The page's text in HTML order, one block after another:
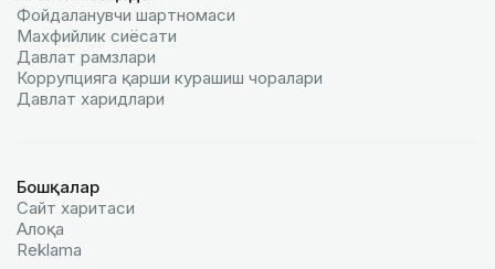
Фойдаланувчи шартномаси
Махфийлик сиёсати
Давлат рамзлари
Коррупцияга қарши курашиш чоралари
Давлат харидлари
Бошқалар
Сайт харитаси
Алоқа
Reklamа